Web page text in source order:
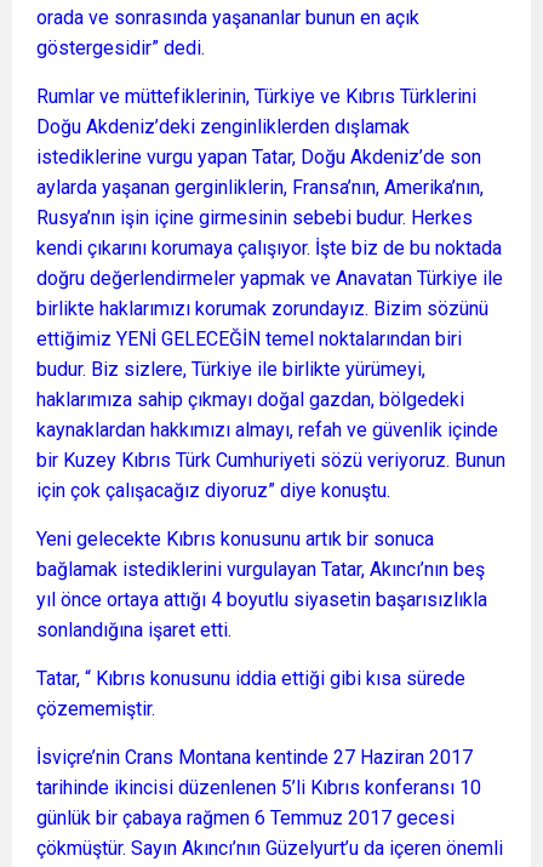
orada ve sonrasında yaşananlar bunun en açık
göstergesidir” dedi.
Rumlar ve müttefiklerinin, Türkiye ve Kıbrıs Türklerini
Doğu Akdeniz’deki zenginliklerden dışlamak
istediklerine vurgu yapan Tatar, Doğu Akdeniz’de son
aylarda yaşanan gerginliklerin, Fransa’nın, Amerika’nın,
Rusya’nın işin içine girmesinin sebebi budur. Herkes
kendi çıkarını korumaya çalışıyor. İşte biz de bu noktada
doğru değerlendirmeler yapmak ve Anavatan Türkiye ile
birlikte haklarımızı korumak zorundayız. Bizim sözünü
ettiğimiz YENİ GELECEĞİN temel noktalarından biri
budur. Biz sizlere, Türkiye ile birlikte yürümeyi,
haklarımıza sahip çıkmayı doğal gazdan, bölgedeki
kaynaklardan hakkımızı almayı, refah ve güvenlik içinde
bir Kuzey Kıbrıs Türk Cumhuriyeti sözü veriyoruz. Bunun
için çok çalışacağız diyoruz” diye konuştu.
Yeni gelecekte Kıbrıs konusunu artık bir sonuca
bağlamak istediklerini vurgulayan Tatar, Akıncı’nın beş
yıl önce ortaya attığı 4 boyutlu siyasetin başarısızlıkla
sonlandığına işaret etti.
Tatar, “ Kıbrıs konusunu iddia ettiği gibi kısa sürede
çözememiştir.
İsviçre’nin Crans Montana kentinde 27 Haziran 2017
tarihinde ikincisi düzenlenen 5’li Kıbrıs konferansı 10
günlük bir çabaya rağmen 6 Temmuz 2017 gecesi
çökmüştür. Sayın Akıncı’nın Güzelyurt’u da içeren önemli